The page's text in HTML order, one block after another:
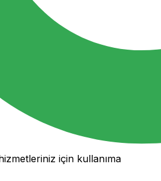
için kullanıma